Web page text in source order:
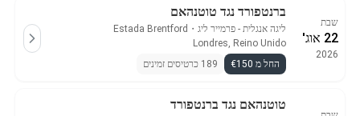
שבת
22 אוג'
2026
ברנטפורד נגד טוטנהאם
ליגה אנגלית - פרמייר ליג ・
Estada Brentford
Londres, Reino Unido
החל מ €150
189 כרטיסים זמינים
טוטנהאם נגד ברנטפורד